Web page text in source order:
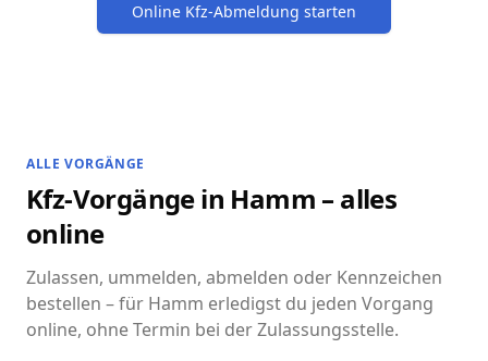
Online Kfz-Abmeldung starten
ALLE VORGÄNGE
Kfz-Vorgänge in Hamm – alles
online
Zulassen, ummelden, abmelden oder Kennzeichen
bestellen – für Hamm erledigst du jeden Vorgang
online, ohne Termin bei der Zulassungsstelle.